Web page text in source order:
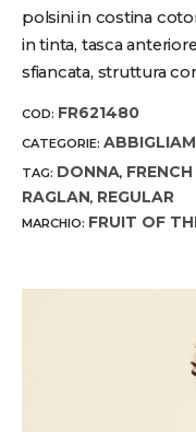
polsini in costina
in tinta, tasca
sfiancata, struttura
COD: FR621480
CATEGORIE:
TAG: DONNA,
RAGLAN, REGULAR
MARCHIO: FRUIT OF